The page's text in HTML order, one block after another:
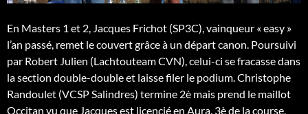
En Masters 1 et 2, Jacques Frichot (SP3C), vainqueur « easy »
l’an passé, remet le couvert grâce à un départ canon. Poursuivi
par Robert Julien (Lachtouteam CVN), celui-ci se fracasse dans
la section double-double et laisse filer le podium. Christophe
Randoulet (VCSP Salindres) termine 2è mais prend le maillot
Occitan vu que Jacques est licencié en Aura. 3è de la course,